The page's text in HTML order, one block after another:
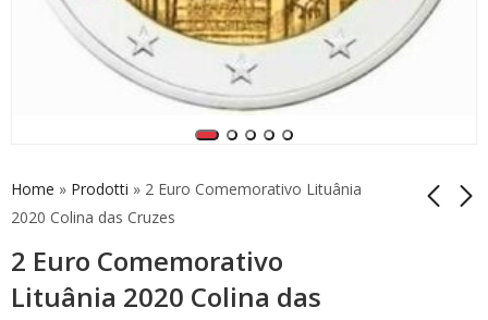
Home » Prodotti » 2 Euro Comemorativo Lituânia
2020 Colina das Cruzes
2 Euro Comemorativo
Lituânia 2020 Colina das30 Anos Bandeira
Europeia BU